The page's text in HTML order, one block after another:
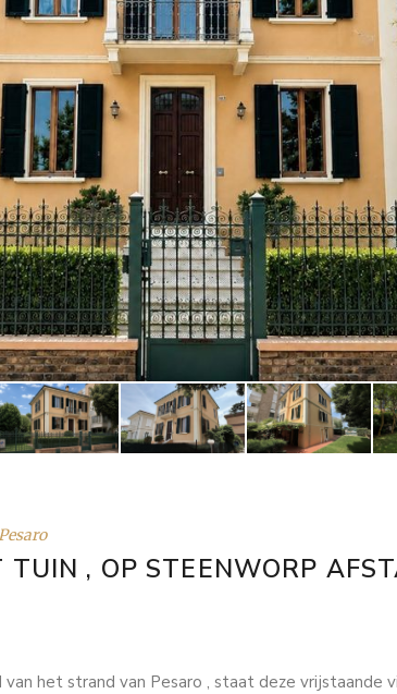
, OP STEENWORP
het strand van Pesaro , staat deze vrijstaande